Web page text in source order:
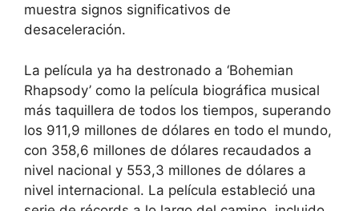
muestra signos significativos de
desaceleración.
La película ya ha destronado a ‘Bohemian
Rhapsody’ como la película biográfica musical
más taquillera de todos los tiempos, superando
los 911,9 millones de dólares en todo el mundo,
con 358,6 millones de dólares recaudados a
nivel nacional y 553,3 millones de dólares a
nivel internacional. La película estableció una